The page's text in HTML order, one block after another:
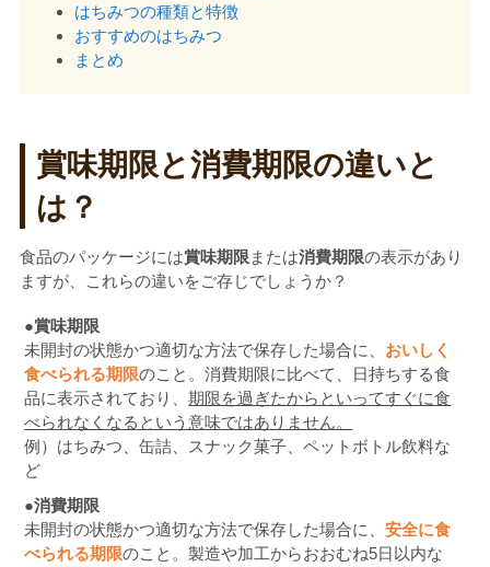
はちみつの種類と特徴
おすすめのはちみつ
まとめ
賞味期限と消費期限の違いと
は？
食品のパッケージには賞味期限 または消費期限の表示があり
ますが、これらの違いをご存じでしょうか？
●賞味期限
未開封の状態かつ適切な方法で保存した場合に、 おいしく
食べられる期限のこと。消費期限に比べて、日持ちする食
品に表示されており、期限を過ぎたからといってすぐに食
べられなくなるという意味ではありません。
例）はちみつ、缶詰、スナック菓子、ペットボトル飲料な
ど
●消費期限
未開封の状態かつ適切な方法で保存した場合に、安全に食
べられる期限のこと。製造や加工からおおむね5日以内な